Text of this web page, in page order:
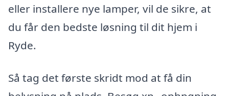
eller installere nye lamper, vil de sikre, at
du får den bedste løsning til dit hjem i
Ryde.
Så tag det første skridt mod at få din